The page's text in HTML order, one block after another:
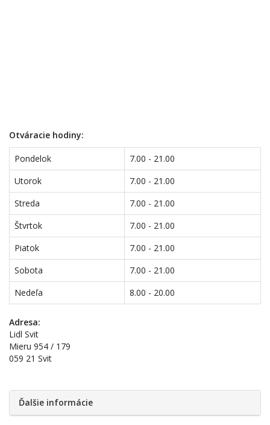
Otváracie hodiny:
Pondelok
7.00 - 21.00
Utorok
7.00 - 21.00
Streda
7.00 - 21.00
Štvrtok
7.00 - 21.00
Piatok
7.00 - 21.00
Sobota
7.00 - 21.00
Nedeľa
8.00 - 20.00
Adresa:
Lidl Svit
Mieru 954 / 179
059 21 Svit
Ďalšie informácie